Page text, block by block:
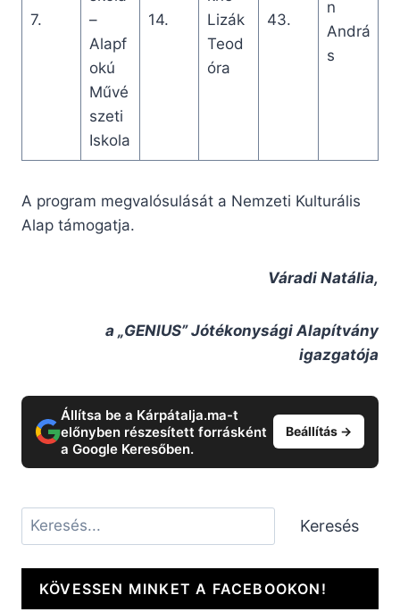
7.
–
Alapf
okú
Művé
szeti
Iskola
14.
Lizák
Teod
óra
43.
n
Andrá
s
A program megvalósulását a Nemzeti Kulturális
Alap támogatja.
Váradi Natália,
a „GENIUS” Jótékonysági Alapítvány
igazgatója
Állítsa be a Kárpátalja.ma-t
előnyben részesített forrásként
a Google Keresőben.
Beállítás →
Keresés Keresés
KÖVESSEN MINKET A FACEBOOKON!